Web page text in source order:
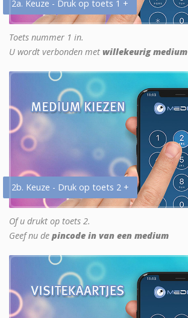
2a. Keuze - Druk op toets 1 +
Toets nummer 1 in.
U wordt verbonden met willekeurig medium
2b. Keuze - Druk op toets 2 +
Of u drukt op toets 2.
Geef nu de pincode in van een medium